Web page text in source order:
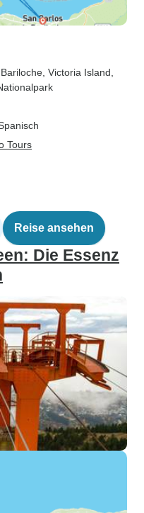
, Victoria Island
Tours
Reise ansehen
Die Essenz